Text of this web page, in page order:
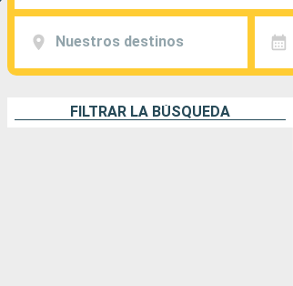
Nuestros destinos
FILTRAR LA BÚSQUEDA